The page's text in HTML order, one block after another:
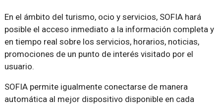
En el ámbito del turismo, ocio y servicios, SOFIA hará
posible el acceso inmediato a la información completa y
en tiempo real sobre los servicios, horarios, noticias,
promociones de un punto de interés visitado por el
usuario.
SOFIA permite igualmente conectarse de manera
automática al mejor dispositivo disponible en cada